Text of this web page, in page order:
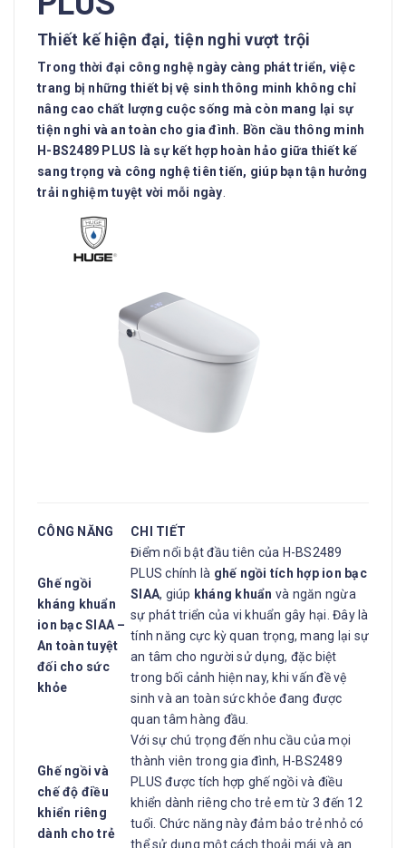
Thiết kế hiện đại, tiện nghi vượt trội
Trong thời đại công nghệ ngày càng phát triển, việc
trang bị những thiết bị vệ sinh thông minh không chỉ
nâng cao chất lượng cuộc sống mà còn mang lại sự
tiện nghi và an toàn cho gia đình. Bồn cầu thông minh
H-BS2489 PLUS là sự kết hợp hoàn hảo giữa thiết kế
sang trọng và công nghệ tiên tiến, giúp bạn tận hưởng
trải nghiệm tuyệt vời mỗi ngày
CÔNG NĂNG CHI TIẾT
Ghế ngồi
kháng khuẩn
ion bạc SIAA –
An toàn tuyệt
đối cho sức
khỏe
Điểm nổi bật đầu tiên của H-BS2489
PLUS chính là ghế ngồi tích hợp ion bạc
SIAA, giúp kháng khuẩn và ngăn ngừa
sự phát triển của vi khuẩn gây hại. Đây là
tính năng cực kỳ quan trọng, mang lại sự
an tâm cho người sử dụng, đặc biệt
trong bối cảnh hiện nay, khi vấn đề vệ
sinh và an toàn sức khỏe đang được
quan tâm hàng đầu.
Ghế ngồi và
chế độ điều
khiển riêng
dành cho trẻ
Với sự chú trọng đến nhu cầu của mọi
thành viên trong gia đình, H-BS2489
PLUS được tích hợp ghế ngồi và điều
khiển dành riêng cho trẻ em từ 3 đến 12
tuổi. Chức năng này đảm bảo trẻ nhỏ có
thể sử dụng một cách thoải mái và an